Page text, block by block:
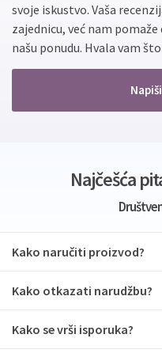
svoje iskustvo. Vaša
zajednicu, već nam
našu ponudu. Hvala vam
Najčešća
Kako naručiti proizvod?
Kako otkazati narudžbu?
Kako se vrši isporuka?